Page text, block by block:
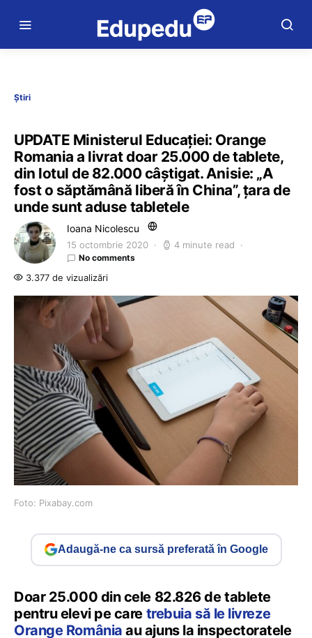
Știri
UPDATE Ministerul Educației: Orange
Romania a livrat doar 25.000 de tablete,
din lotul de 82.000 câștigat. Anisie: „A
fost o săptămână liberă în China”, țara de
unde sunt aduse tabletele
Ioana Nicolescu
15 octombrie 2020 4 minute read
No comments
3.377 de vizualizări
Foto: Pixabay.com
Adaugă-ne ca sursă preferată în Google
Doar 25.000 din cele 82.826 de tablete
pentru elevi pe care trebuia să le livreze
Orange România au ajuns la inspectoratele